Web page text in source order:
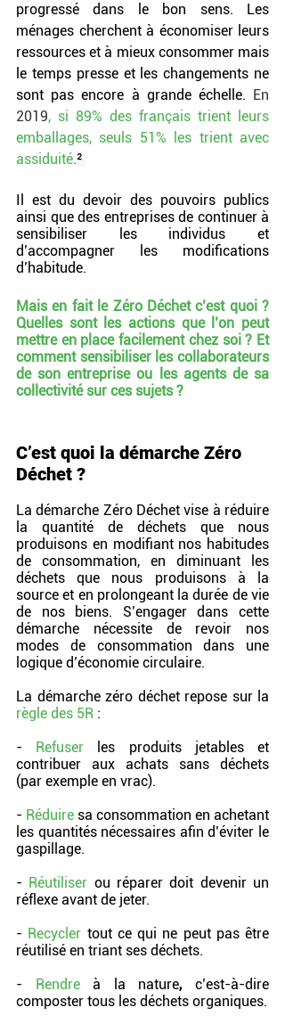
progressé dans le bon sens. Les
ménages cherchent à économiser leurs
ressources et à mieux consommer mais
le temps presse et les changements ne
sont pas encore à grande échelle. En
2019, si 89% des français trient leurs
emballages, seuls 51% les trient avec
assiduité.²
Il est du devoir des pouvoirs publics
ainsi que des entreprises de continuer à
sensibiliser les individus et
d’accompagner les modifications
d’habitude.
Mais en fait le Zéro Déchet c’est quoi ?
Quelles sont les actions que l’on peut
mettre en place facilement chez soi ? Et
comment sensibiliser les collaborateurs
de son entreprise ou les agents de sa
collectivité sur ces sujets ?
C’est quoi la démarche Zéro
Déchet ?
La démarche Zéro Déchet vise à réduire
la quantité de déchets que nous
produisons en modifiant nos habitudes
de consommation, en diminuant les
déchets que nous produisons à la
source et en prolongeant la durée de vie
de nos biens. S’engager dans cette
démarche nécessite de revoir nos
modes de consommation dans une
logique d’économie circulaire.
règle des 5R :
- Refuser
les produits jetables et
contribuer aux achats sans déchets
(par exemple en vrac).
- Réduire sa consommation en achetant
les quantités nécessaires afin d’éviter le
gaspillage.
- Réutiliser ou réparer doit devenir un
réflexe avant de jeter.
- Recycler tout ce qui ne peut pas être
réutilisé en triant ses déchets.
- Rendre à la nature, c’est-à-dire
composter tous les déchets organiques.